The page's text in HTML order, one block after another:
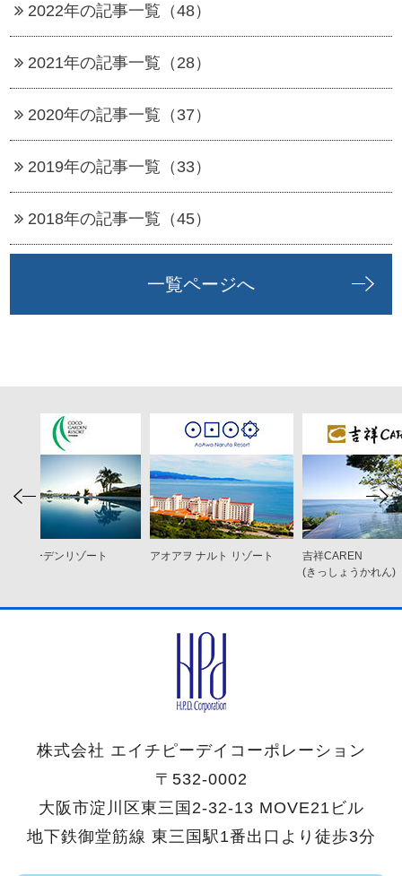
2022年の記事一覧（48）
2021年の記事一覧（28）
2020年の記事一覧（37）
2019年の記事一覧（33）
2018年の記事一覧（45）
一覧ページへ
コ ガーデンリゾート
アオアヲ ナルト リゾート
吉祥CAREN
(きっしょうかれん)
株式会社 エイチピーデイコーポレーション
〒532-0002
大阪市淀川区東三国2-32-13 MOVE21ビル
地下鉄御堂筋線 東三国駅1番出口より徒歩3分